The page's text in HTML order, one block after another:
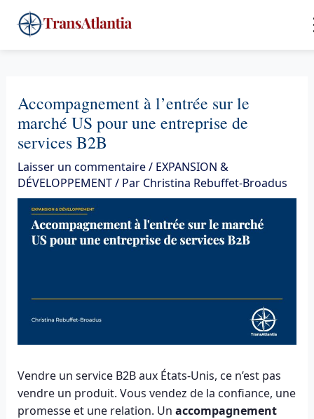
au
contenu
Accompagnement à l’entrée sur le
marché US pour une entreprise de
services B2B
Laisser un commentaire/ EXPANSION &
DÉVELOPPEMENT/ Par Christina Rebuffet-Broadus
Vendre un service B2B aux États-Unis, ce n’est pas
vendre un produit. Vous vendez de la confiance, une
promesse et une relation. Un accompagnement